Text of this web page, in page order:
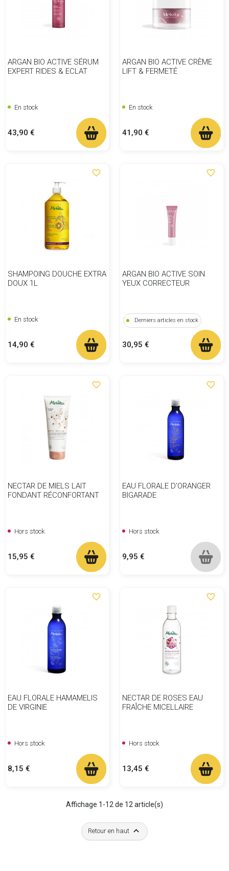
ARGAN BIO ACTIVE SÉRUM
EXPERT RIDES & ECLAT
En stock
Prix
43,90 €
ARGAN BIO ACTIVE CRÈME
LIFT & FERMETÉ
En stock
Prix
41,90 €
favorite_border
SHAMPOING DOUCHE EXTRA
DOUX 1L
En stock
Prix
14,90 €
favorite_border
ARGAN BIO ACTIVE SOIN
YEUX CORRECTEUR
Derniers articles en stock
Prix
30,95 €
favorite_border
NECTAR DE MIELS LAIT
FONDANT RÉCONFORTANT
Hors stock
Prix
15,95 €
favorite_border
EAU FLORALE D'ORANGER
BIGARADE
Hors stock
Prix
9,95 €
favorite_border
EAU FLORALE HAMAMELIS
DE VIRGINIE
Hors stock
Prix
8,15 €
favorite_border
NECTAR DE ROSES EAU
FRAÎCHE MICELLAIRE
Hors stock
Prix
13,45 €
Affichage 1-12 de 12 article(s)
Retour en haut 